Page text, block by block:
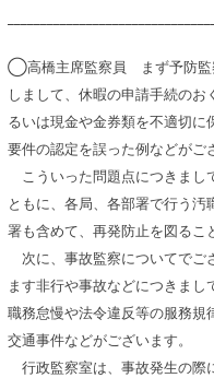
◯高橋主席監察員 まず予防監
しまして、休暇の申請手続の
るいは現金や金券類を不適切に
要件の認定を誤った例などがご
こういった問題点につきまし
ともに、各局、各部署で行う
署も含めて、再発防止を図るこ
次に、事故監察についてでご
ます非行や事故などにつきまし
職務怠慢や法令違反等の服務規
交通事件などがございます。
行政監察室は、事故発生の際